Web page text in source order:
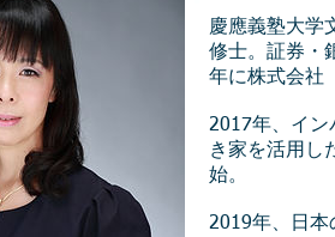
慶應義塾大学
修士。証券・
年に株式会社
2017年、イン
き家を活用し
始。
2019年、日本